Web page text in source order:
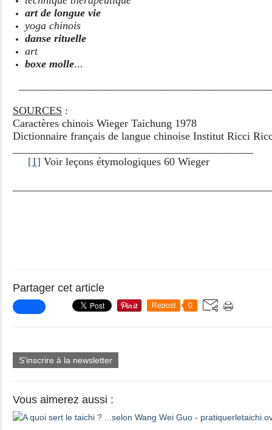
art de longue vie
yoga chinois
danse rituelle
art
boxe molle...
SOURCES :
Caractères chinois Wieger Taichung 1978
Dictionnaire français de langue chinoise Institut Ricci
[1] Voir leçons étymologiques 60 Wieger
Partager cet article
Repost 0
S'inscrire à la newsletter
Vous aimerez aussi :